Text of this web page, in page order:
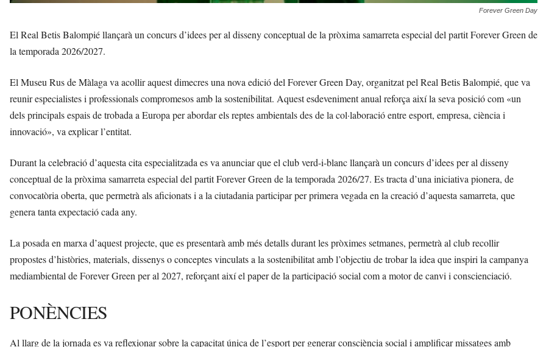
Forever Green Day
El Real Betis Balompié llançarà un concurs d’idees per al disseny conceptual de la pròxima samarreta especial del partit Forever Green de
la temporada 2026/2027.
El Museu Rus de Màlaga va acollir aquest dimecres una nova edició del Forever Green Day, organitzat pel Real Betis Balompié, que va
reunir especialistes i professionals compromesos amb la sostenibilitat. Aquest esdeveniment anual reforça així la seva posició com «un
dels principals espais de trobada a Europa per abordar els reptes ambientals des de la col·laboració entre esport, empresa, ciència i
innovació», va explicar l’entitat.
Durant la celebració d’aquesta cita especialitzada es va anunciar que el club verd-i-blanc llançarà un concurs d’idees per al disseny
conceptual de la pròxima samarreta especial del partit Forever Green de la temporada 2026/27. Es tracta d’una iniciativa pionera, de
convocatòria oberta, que permetrà als aficionats i a la ciutadania participar per primera vegada en la creació d’aquesta samarreta, que
genera tanta expectació cada any.
La posada en marxa d’aquest projecte, que es presentarà amb més detalls durant les pròximes setmanes, permetrà al club recollir
propostes d’històries, materials, dissenys o conceptes vinculats a la sostenibilitat amb l’objectiu de trobar la idea que inspiri la campanya
mediambiental de Forever Green per al 2027, reforçant així el paper de la participació social com a motor de canvi i conscienciació.
PONÈNCIES
Al llarg de la jornada es va reflexionar sobre la capacitat única de l’esport per generar consciència social i amplificar missatges amb